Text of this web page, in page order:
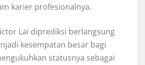
karier profesionalnya.
Lai diprediksi berlangsung
kesempatan besar bagi
statusnya sebagai